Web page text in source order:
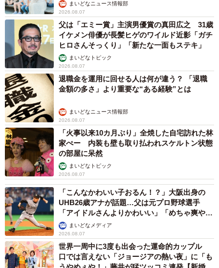
まいどなニュース情報部
2026.08.07
父は「エミー賞」主演男優賞の真田広之 31歳
イケメン俳優が長髪ヒゲのワイルド近影「ガチ
ヒロさんそっくり」「新たな一面もステキ」
まいどなトピック
2026.08.07
退職金を運用に回せる人は何が違う？ 「退職
金額の多さ」より重要な“ある経験”とは
まいどなニュース情報部
2026.08.07
「火事以来10カ月ぶり」全焼した自宅訪れた林
家ぺー 内装も壁も取り払われスケルトン状態
の部屋に呆然
まいどなトピック
2026.08.07
「こんなかわいい子おるん！？」大阪出身の
UHB26歳アナが話題…父は元プロ野球選手
「アイドルさんよりかわいい」「めちゃ爽や
か」まいどなメディア
2026.08.07
世界一周中に3度も出会った運命的カップル
口では言えない「ジョージアの熱い夜」に「も